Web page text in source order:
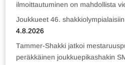
ilmoittautuminen on mahdollista
Joukkueet 46.
4.8.2026
Tammer-Shakki jatkoi
peräkkäinen joukkuepikashakin